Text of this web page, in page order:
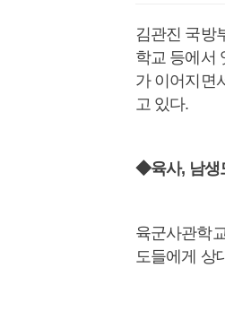
김관진 국방
학교 등에서
가 이어지면
고 있다.
◆육사, 남생
육군사관학
도들에게 상